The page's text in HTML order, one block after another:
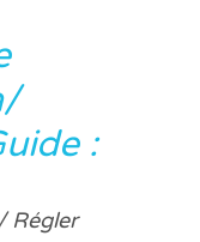
:
Régler